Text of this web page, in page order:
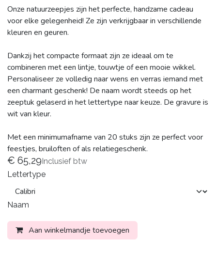
Onze natuurzeepjes zijn het perfecte, handzame cadeau
voor elke gelegenheid! Ze zijn verkrijgbaar in verschillende
kleuren en geuren.
Dankzij het compacte formaat zijn ze ideaal om te
combineren met een lintje, touwtje of een mooie wikkel.
Personaliseer ze volledig naar wens en verras iemand met
een charmant geschenk! De naam wordt steeds op het
zeeptuk gelaserd in het lettertype naar keuze. De gravure is
wit van kleur.
Met een minimumafname van 20 stuks zijn ze perfect voor
feestjes, bruiloften of als relatiegeschenk.
€ 65,29Inclusief btw
Lettertype
Naam
Aan winkelmandje toevoegen